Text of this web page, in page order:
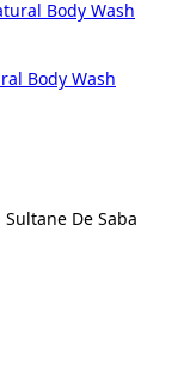
Body Wash
De Saba